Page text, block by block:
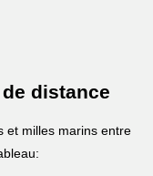
distance
et milles marins entre